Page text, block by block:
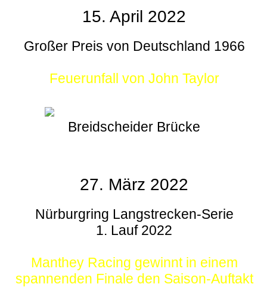
15. April 2022
Großer Preis von Deutschland 1966
Feuerunfall von John Taylor
Breidscheider Brücke
27. März 2022
Nürburgring Langstrecken-Serie
1. Lauf 2022
Manthey Racing gewinnt in einem
spannenden Finale den Saison-Auftakt